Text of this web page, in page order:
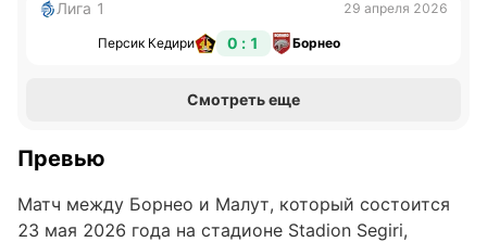
Лига 1 29 апреля 2026
Персик Кедири 0 : 1 Борнео
Смотреть еще
Превью
Матч между Борнео и Малут, который состоится
23 мая 2026 года на стадионе Stadion Segiri,